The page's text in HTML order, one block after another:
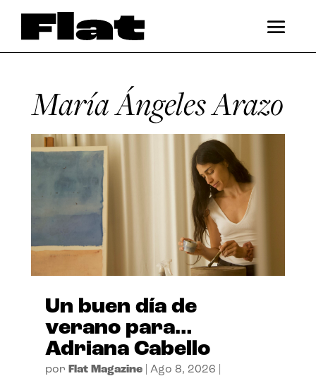
María Ángeles Arazo
Un buen día de
verano para…
Adriana Cabello
por Flat Magazine| Ago 8, 2026